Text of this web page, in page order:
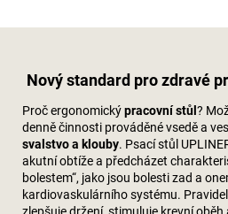
Nový standard pro zdravé
Proč ergonomickýpracovní stůl ?
denně činnosti prováděné vsedě a
svalstvo a klouby. Psací stůl
akutní obtíže a předcházet
bolestem“, jako jsou bolesti zad a
kardiovaskulárního systému.